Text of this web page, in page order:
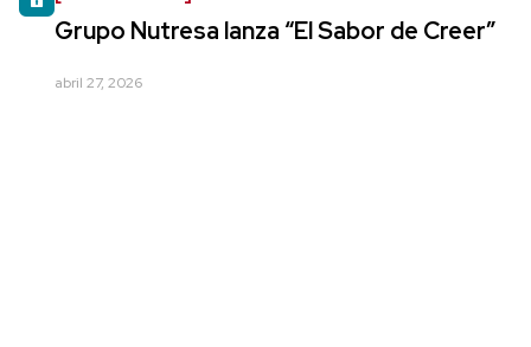
Grupo Nutresa lanza “El Sabor de Creer”
abril 27, 2026